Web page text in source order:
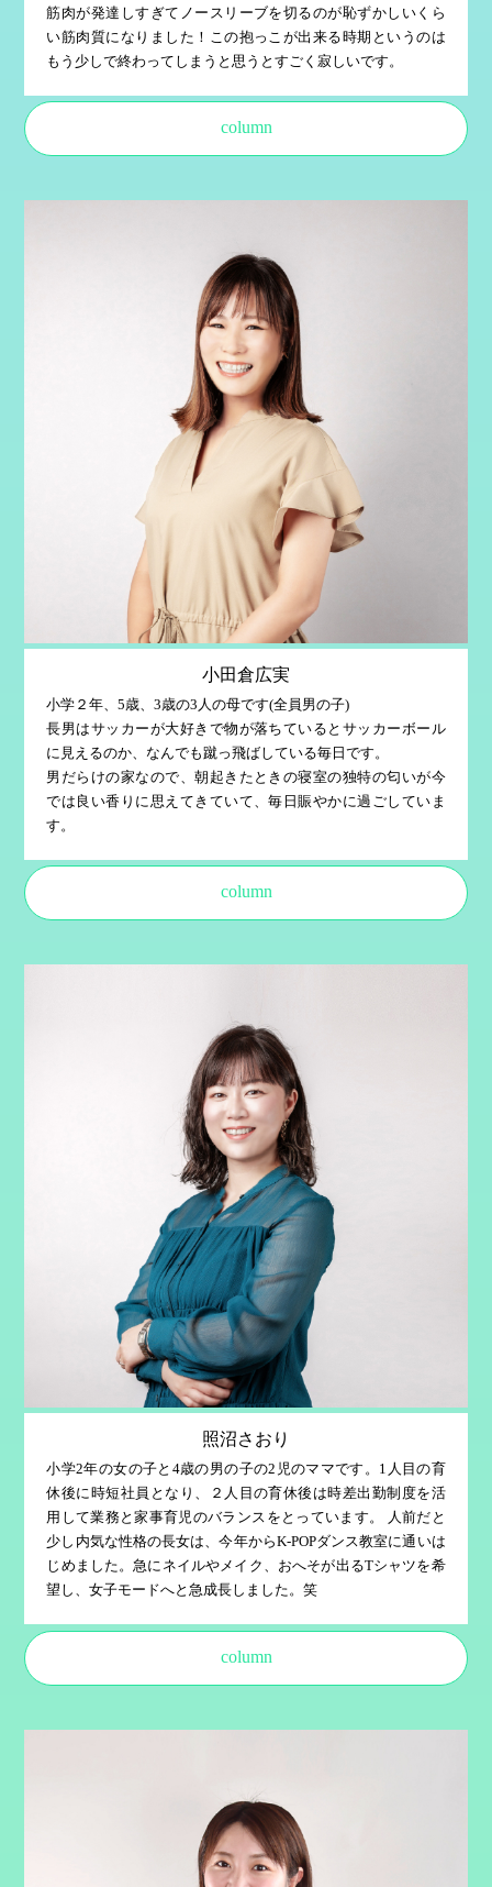
筋肉が発達しすぎてノースリーブを切るのが恥ずかしいくら
い筋肉質になりました！この抱っこが出来る時期というのは
もう少しで終わってしまうと思うとすごく寂しいです。
column
小田倉広実
小学２年、5歳、3歳の3人の母です(全員男の子)
長男はサッカーが大好きで物が落ちているとサッカーボール
に見えるのか、なんでも蹴っ飛ばしている毎日です。
男だらけの家なので、朝起きたときの寝室の独特の匂いが今
では良い香りに思えてきていて、毎日賑やかに過ごしていま
す。
column
照沼さおり
小学2年の女の子と4歳の男の子の2児のママです。1人目の育
休後に時短社員となり、２人目の育休後は時差出勤制度を活
用して業務と家事育児のバランスをとっています。 人前だと
少し内気な性格の長女は、今年からK-POPダンス教室に通いは
じめました。急にネイルやメイク、おへそが出るTシャツを希
望し、女子モードへと急成長しました。笑
column